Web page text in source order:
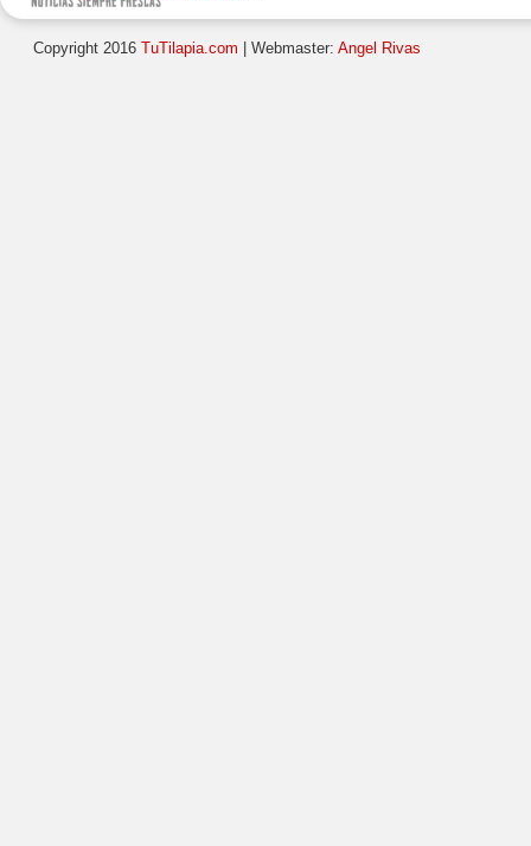
Copyright 2016 TuTilapia.com | Webmaster: Angel Rivas